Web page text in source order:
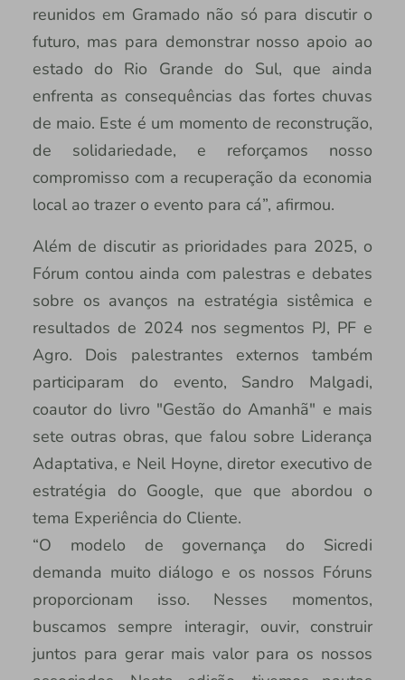
reunidos em Gramado não só para discutir o
futuro, mas para demonstrar nosso apoio ao
estado do Rio Grande do Sul, que ainda
enfrenta as consequências das fortes chuvas
de maio. Este é um momento de reconstrução,
de solidariedade, e reforçamos nosso
compromisso com a recuperação da economia
local ao trazer o evento para cá”, afirmou.
Além de discutir as prioridades para 2025, o
Fórum contou ainda com palestras e debates
sobre os avanços na estratégia sistêmica e
resultados de 2024 nos segmentos PJ, PF e
Agro. Dois palestrantes externos também
participaram do evento, Sandro Malgadi,
coautor do livro "Gestão do Amanhã" e mais
sete outras obras, que falou sobre Liderança
Adaptativa, e Neil Hoyne, diretor executivo de
estratégia do Google, que que abordou o
tema Experiência do Cliente.
“O modelo de governança do Sicredi
demanda muito diálogo e os nossos Fóruns
proporcionam isso. Nesses momentos,
buscamos sempre interagir, ouvir, construir
juntos para gerar mais valor para os nossos